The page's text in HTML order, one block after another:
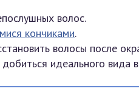
волос.
кончиками.
волосы после
идеального вида